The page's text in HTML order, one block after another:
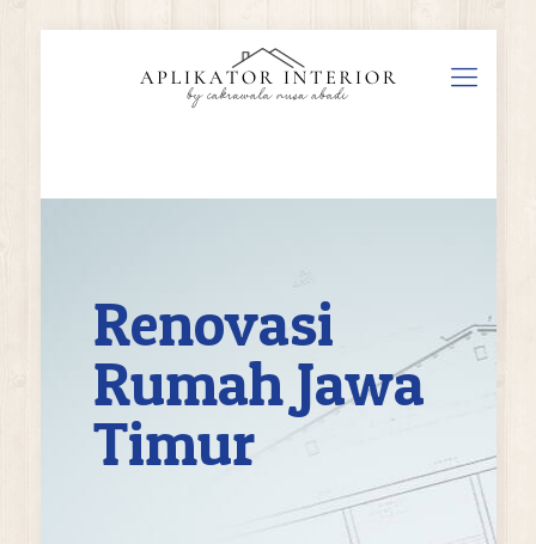
Renovasi
Rumah Jawa
Timur